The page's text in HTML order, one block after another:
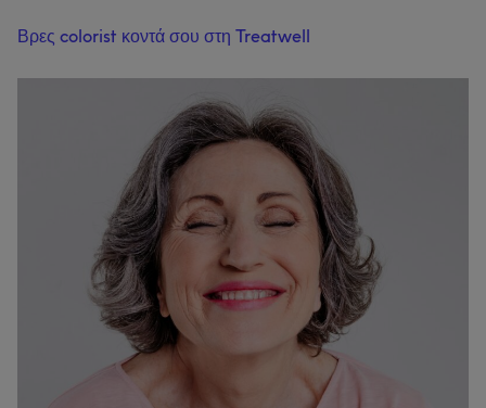
Βρες colorist κοντά σου στη Treatwell